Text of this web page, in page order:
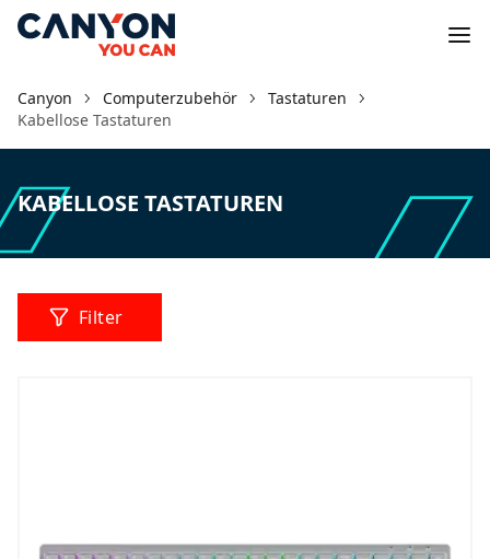
Canyon Computerzubehör
Tastaturen
Kabellose Tastaturen
KABELLOSE TASTATUREN
Filter